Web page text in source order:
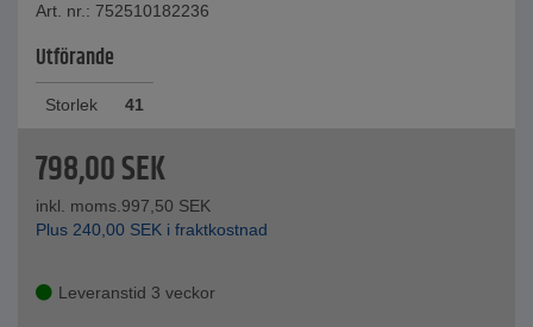
Art. nr.: 752510182236
Utförande
Storlek 41
798,00SEK
inkl. moms.997,50 SEK
Plus 240,00 SEK i fraktkostnad
Leveranstid 3 veckor